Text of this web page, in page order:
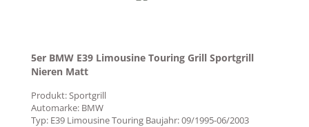
5er BMW E39 Limousine Touring Grill Sportgrill
Nieren Matt
Produkt: Sportgrill
Automarke: BMW
Typ: E39 Limousine Touring Baujahr: 09/1995-06/2003